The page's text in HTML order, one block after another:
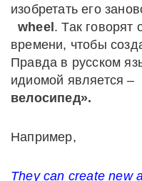
изобретать его
wheel . Так говорят
времени, чтобы
Правда в русском
идиомой является –
велосипед».
Например,
They can create new